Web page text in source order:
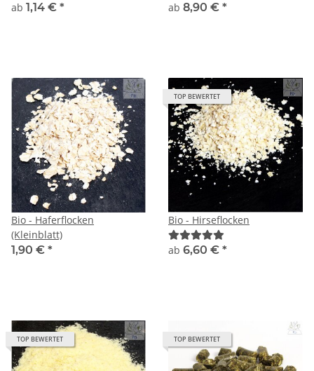
ab 1,14 € *
ab 8,90 € *
Bio - Haferflocken
(Kleinblatt)
1,90 € *
TOP BEWERTET
Bio - Hirseflocken
ab 6,60 € *
TOP BEWERTET TOP BEWERTET